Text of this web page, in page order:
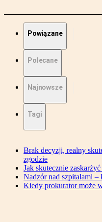
Powiązane
Polecane
Najnowsze
Tagi
Brak decyzji, realny
zgodzie
Jak skutecznie
Nadzór nad szpitalami –
Kiedy prokurator może